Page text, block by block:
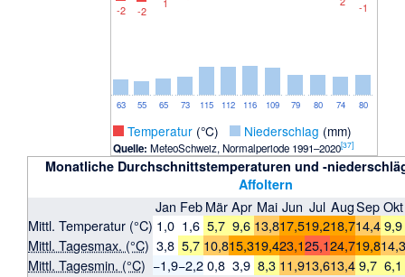
63
-2
55
-2
65
1
73 115 112 116 109 79 80 74 80
-1
_ Temperatur(°C) _ Niederschlag (mm)
Quelle: MeteoSchweiz, Normalperiode 1991–2020[37]
Monatliche Durchschnittstemperaturen und -
Affoltern
Jan FebMärApr Mai Jun Jul AugSep Okt
Mittl. Temperatur (°C) 1,0 1,6 5,7 9,6 13,817,519,218,714,4 9,9
Mittl. Tagesmax. (°C) 3,8 5,7 10,815,319,423,125,124,719,8
Mittl. Tagesmin. (°C) −1,9−2,2 0,8 3,9 8,3 11,913,613,4 9,7 6,1